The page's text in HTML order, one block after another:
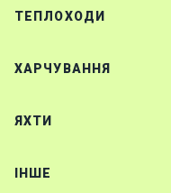
ТЕПЛОХОДИ
ХАРЧУВАННЯ
ЯХТИ
IНШЕ